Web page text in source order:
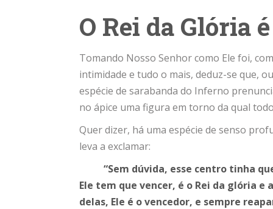
O Rei da Glória
Tomando Nosso Senhor como Ele foi,
intimidade e tudo o mais, deduz-se que,
espécie de sarabanda do Inferno
no ápice uma figura em torno da qual
Quer dizer, há uma espécie de senso
leva a exclamar:
“Sem dúvida, esse centro tinha que
Ele tem que vencer, é o Rei da glória
delas, Ele é o vencedor, e sempre